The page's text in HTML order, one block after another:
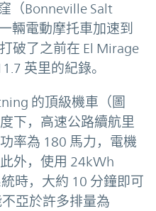
（Bonneville Salt
輛電動摩托車加速到
破了之前在 El Mirage
英里的紀錄。
的頂級機車（圖
下，高速公路續航里
率為 180 馬力，電機
外，使用 24kWh
時，大約 10 分鐘即可
亞於許多排量為